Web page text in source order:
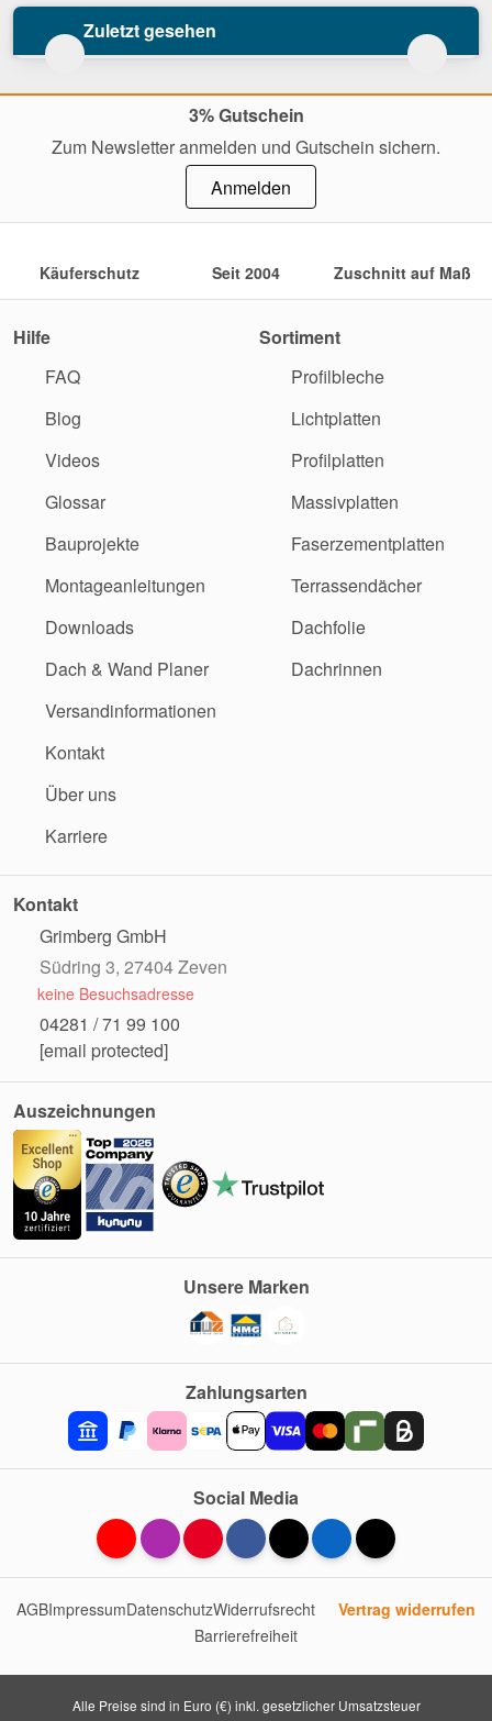
Zuletzt gesehen
3% Gutschein
Zum Newsletter anmelden und Gutschein sichern.
Anmelden
Käuferschutz Seit 2004 Zuschnitt auf Maß
Hilfe
FAQ
Blog
Videos
Glossar
Bauprojekte
Montageanleitungen
Downloads
Dach & Wand Planer
Versandinformationen
Kontakt
Über uns
Karriere
Sortiment
Profilbleche
Lichtplatten
Profilplatten
Massivplatten
Faserzementplatten
Terrassendächer
Dachfolie
Dachrinnen
Kontakt
Grimberg GmbH
Südring 3, 27404 Zeven
keine Besuchsadresse
04281 / 71 99 100
[email protected]
Auszeichnungen
Zahlungsarten
Unsere Marken
Social Media
AGBImpressumDatenschutzWiderrufsrecht
Vertrag widerrufen
Barrierefreiheit
Alle Preise sind in Euro (€) inkl. gesetzlicher Umsatzsteuer